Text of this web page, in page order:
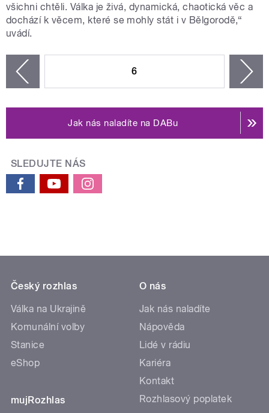
všichni chtěli. Válka je živá, dynamická, chaotická věc a
dochází k věcem, které se mohly stát i v Bělgorodě,“
uvádí.
6
Jak nás naladíte na DABu
SLEDUJTE NÁS
Český rozhlas
Válka na Ukrajině
Komunální volby
Stanice
eShop
mujRozhlas
O nás
Jak nás naladíte
Nápověda
Lidé v rádiu
Kariéra
Kontakt
Rozhlasový poplatek